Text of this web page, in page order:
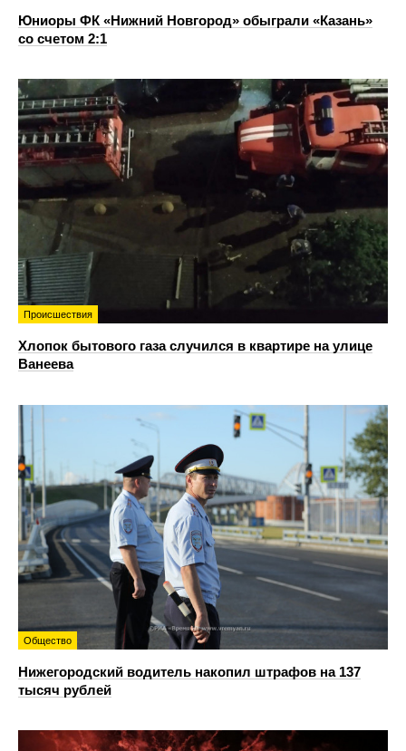
Юниоры ФК «Нижний Новгород» обыграли «Казань»
со счетом 2:1
Происшествия
Хлопок бытового газа случился в квартире на улице
Ванеева
Общество
Нижегородский водитель накопил штрафов на 137
тысяч рублей